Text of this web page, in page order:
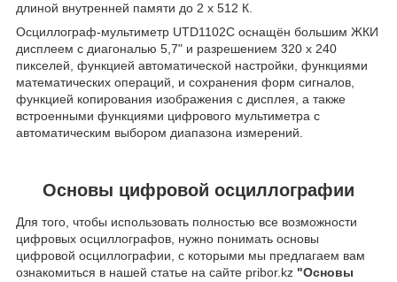
длиной внутренней памяти до 2 х 512 К.
Осциллограф-мультиметр UTD1102C оснащён большим ЖКИ
дисплеем с диагональю 5,7" и разрешением 320 x 240
пикселей, функцией автоматической настройки, функциями
математических операций, и сохранения форм сигналов,
функцией копирования изображения с дисплея, а также
встроенными функциями цифрового мультиметра с
автоматическим выбором диапазона измерений.
Основы цифровой осциллографии
Для того, чтобы использовать полностью все возможности
цифровых осциллографов, нужно понимать основы
цифровой осциллографии, с которыми мы предлагаем вам
ознакомиться в нашей статье на сайте pribor.kz "Основы